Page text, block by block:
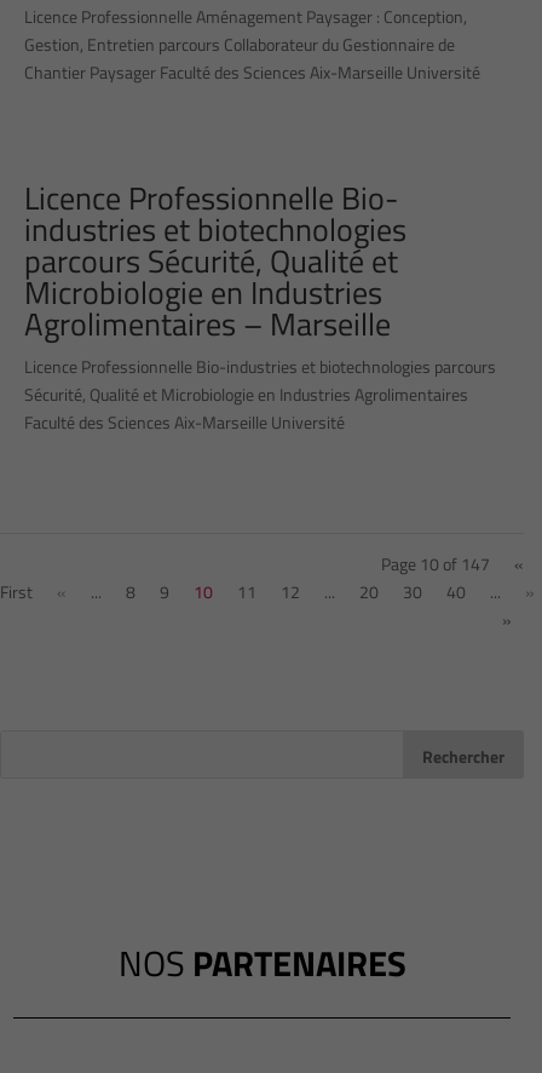
Licence Professionnelle Aménagement Paysager : Conception,
Gestion, Entretien parcours Collaborateur du Gestionnaire de
Chantier Paysager Faculté des Sciences Aix-Marseille Université
Licence Professionnelle Bio-
industries et biotechnologies
parcours Sécurité, Qualité et
Microbiologie en Industries
Agrolimentaires – Marseille
Licence Professionnelle Bio-industries et biotechnologies parcours
Sécurité, Qualité et Microbiologie en Industries Agrolimentaires
Faculté des Sciences Aix-Marseille Université
Page 10 of 147
«
First
« ... 8 9 10 11 12 ... 20 30 40 ...
»
»
NOS PARTENAIRES